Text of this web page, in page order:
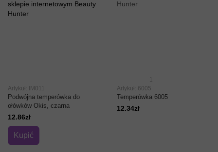
Artykuł: IM011
Podwójna temperówka do
ołówków Okis, czarna
12.86zł
Kupić
1
Artykuł: 6005
Temperówka 6005
12.34zł